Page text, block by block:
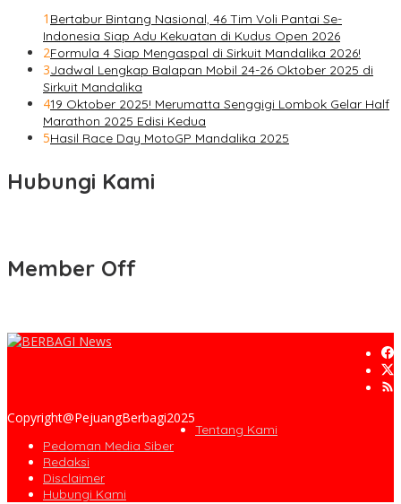
1 Bertabur Bintang Nasional, 46 Tim Voli Pantai Se-
Indonesia Siap Adu Kekuatan di Kudus Open 2026
2Formula 4 Siap Mengaspal di Sirkuit Mandalika 2026!
3Jadwal Lengkap Balapan Mobil 24-26 Oktober 2025 di
Sirkuit Mandalika
419 Oktober 2025! Merumatta Senggigi Lombok Gelar Half
Marathon 2025 Edisi Kedua
5Hasil Race Day MotoGP Mandalika 2025
Hubungi Kami
Member Off
Copyright@PejuangBerbagi2025
Tentang Kami
Pedoman Media Siber
Redaksi
Disclaimer
Hubungi Kami